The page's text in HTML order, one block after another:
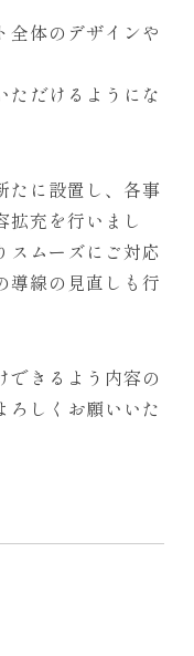
全体のデザインや
ただけるようにな
たに設置し、各事
拡充を行いまし
スムーズにご対応
導線の見直しも行
できるよう内容の
ろしくお願いいた